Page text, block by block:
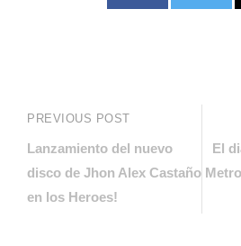
PREVIOUS POST
Lanzamiento del nuevo
disco de Jhon Alex Castaño
en los Heroes!
El